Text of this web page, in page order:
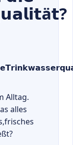
Alltag.
alles